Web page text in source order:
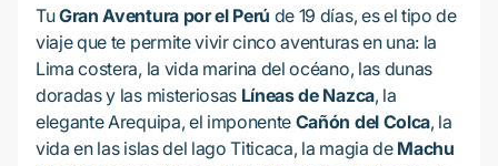
TuGran Aventura por el Perú de 19 días, es el tipo de
viaje que te permite vivir cinco aventuras en una: la
Lima costera, la vida marina del océano, las dunas
doradas y las misteriosas Líneas de Nazca, la
elegante Arequipa, el imponente Cañón del Colca, la
vida en las islas del lago Titicaca, la magia de Machu